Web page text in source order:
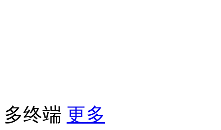
多终端 更多